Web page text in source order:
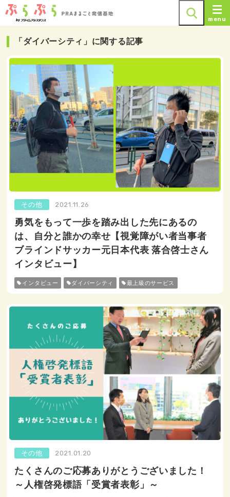
menu
「ダイバーシティ」に関する記事
その他 2021.11.26
勇気をもって一歩を踏み出した先にあるの
は、自分と誰かの幸せ【視覚障がい者当事者
ブラインドサッカー元日本代表 落合啓士さん
インタビュー】
インタビュー ダイバーシティ 最上級のサービス
その他 2021.01.20
たくさんのご応募ありがとうございました！
～人権啓発標語「受賞者表彰」～